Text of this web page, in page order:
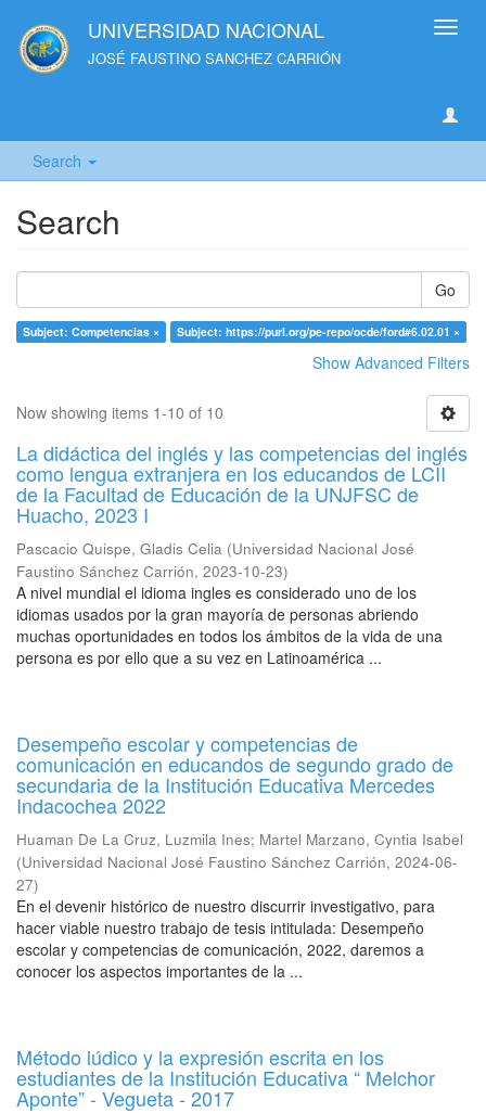
UNIVERSIDAD NACIONAL
JOSÉ FAUSTINO SANCHEZ CARRIÓN
Search
Search
Go
Subject: Competencias × Subject: https://purl.org/pe-repo/ocde/ford#6.02.01 ×
Show Advanced Filters
Now showing items 1-10 of 10
La didáctica del inglés y las competencias del inglés
como lengua extranjera en los educandos de LCII
de la Facultad de Educación de la UNJFSC de
Huacho, 2023 I
Pascacio Quispe, Gladis Celia (Universidad Nacional José
Faustino Sánchez Carrión, 2023-10-23)
A nivel mundial el idioma ingles es considerado uno de los
idiomas usados por la gran mayoría de personas abriendo
muchas oportunidades en todos los ámbitos de la vida de una
persona es por ello que a su vez en Latinoamérica ...
Desempeño escolar y competencias de
comunicación en educandos de segundo grado de
secundaria de la Institución Educativa Mercedes
Indacochea 2022
Huaman De La Cruz, Luzmila Ines; Martel Marzano, Cyntia Isabel
(Universidad Nacional José Faustino Sánchez Carrión, 2024-06-
27)
En el devenir histórico de nuestro discurrir investigativo, para
hacer viable nuestro trabajo de tesis intitulada: Desempeño
escolar y competencias de comunicación, 2022, daremos a
conocer los aspectos importantes de la ...
Método lúdico y la expresión escrita en los
estudiantes de la Institución Educativa “ Melchor
Aponte” - Vegueta - 2017